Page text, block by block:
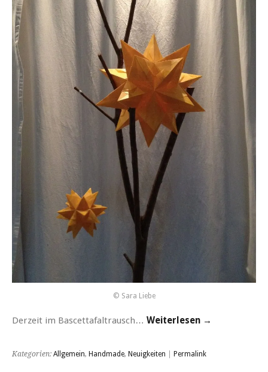
© Sara Liebe
Derzeit im Bascettafaltrausch… Weiterlesen →
Kategorien: Allgemein, Handmade, Neuigkeiten Permalink